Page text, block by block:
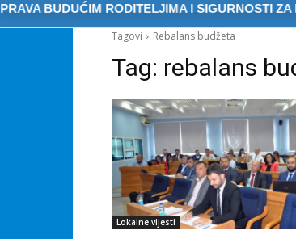
BUDUĆIM RODITELJIMA I SIGURNOSTI ZA
Tagovi
Rebalans budžeta
Tag: rebalans
Lokalne vijesti